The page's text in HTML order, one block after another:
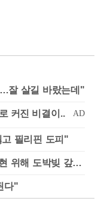
잘 살길 바랐는데"
필리핀 도피"
차가원 "MC몽에 400억 뜯겨…백현 위해 도박빚 갚아줘"
다"